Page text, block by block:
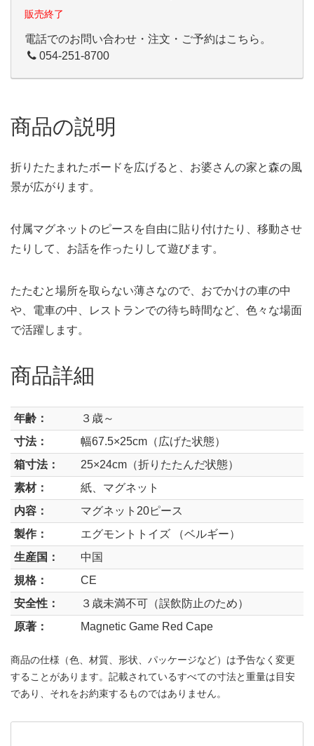
販売終了
電話でのお問い合わせ・注文・ご予約はこちら。
054-251-8700
商品の説明
折りたたまれたボードを広げると、お婆さんの家と森の風
景が広がります。
付属マグネットのピースを自由に貼り付けたり、移動させ
たりして、お話を作ったりして遊びます。
たたむと場所を取らない薄さなので、おでかけの車の中
や、電車の中、レストランでの待ち時間など、色々な場面
で活躍します。
商品詳細
年齢：
３歳～
寸法：
幅67.5×25cm（広げた状態）
箱寸法：
25×24cm（折りたたんだ状態）
素材：
紙、マグネット
内容：
マグネット20ピース
製作：
エグモントトイズ （ベルギー）
生産国：
中国
規格：
CE
安全性：
３歳未満不可（誤飲防止のため）
原著：
Magnetic Game Red Cape
商品の仕様（色、材質、形状、パッケージなど）は予告なく変更
することがあります。記載されているすべての寸法と重量は目安
であり、それをお約束するものではありません。